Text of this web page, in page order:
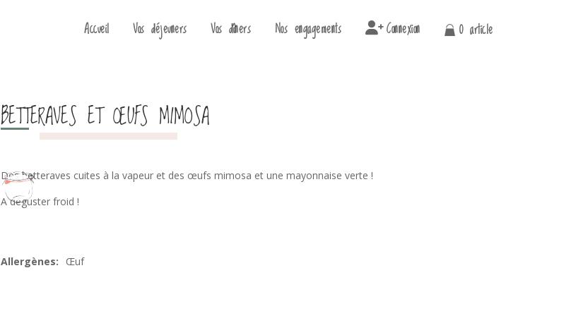
Accueil Vos déjeuners Vos dîners Nos engagements Connexion 0 article
BETTERAVES ET ŒUFS MIMOSA
Des betteraves cuites à la vapeur et des œufs mimosa et une mayonnaise verte !
A déguster froid !
Œuf